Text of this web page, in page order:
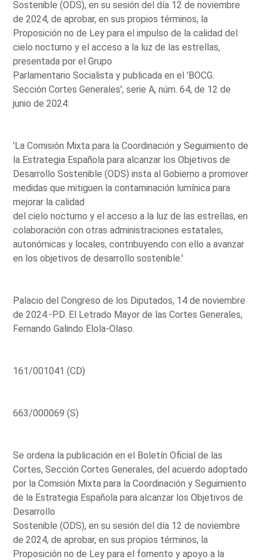
Sostenible (ODS), en su sesión del día 12 de noviembre
de 2024, de aprobar, en sus propios términos, la
Proposición no de Ley para el impulso de la calidad del
cielo nocturno y el acceso a la luz de las estrellas,
presentada por el Grupo
Parlamentario Socialista y publicada en el 'BOCG.
Sección Cortes Generales', serie A, núm. 64, de 12 de
junio de 2024:
'La Comisión Mixta para la Coordinación y Seguimiento de
la Estrategia Española para alcanzar los Objetivos de
Desarrollo Sostenible (ODS) insta al Gobierno a promover
medidas que mitiguen la contaminación lumínica para
mejorar la calidad
del cielo nocturno y el acceso a la luz de las estrellas, en
colaboración con otras administraciones estatales,
autonómicas y locales, contribuyendo con ello a avanzar
en los objetivos de desarrollo sostenible.'
Palacio del Congreso de los Diputados, 14 de noviembre
de 2024.-P.D. El Letrado Mayor de las Cortes Generales,
Fernando Galindo Elola-Olaso.
161/001041 (CD)
663/000069 (S)
Se ordena la publicación en el Boletín Oficial de las
Cortes, Sección Cortes Generales, del acuerdo adoptado
por la Comisión Mixta para la Coordinación y Seguimiento
de la Estrategia Española para alcanzar los Objetivos de
Desarrollo
Sostenible (ODS), en su sesión del día 12 de noviembre
de 2024, de aprobar, en sus propios términos, la
Proposición no de Ley para el fomento y apoyo a la